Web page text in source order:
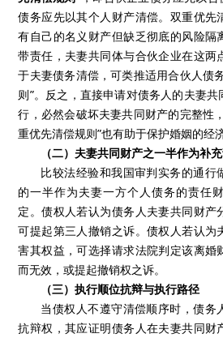
债务应先以其个人财产清偿。双重优先
有自己的名义财产但缺乏彻底的风险隔
带责任，夫妻共同体与合伙企业在这两
于夫妻债务清偿，可类推适用合伙人债
则”。反之，直接申请对债务人的夫妻
行，必然会破坏夫妻共同财产的完整性
重优先清偿规则”也有助于保护婚姻的经
（二）夫妻共同财产之一半作为补
比较法经验和我国审判实务的通行
的一半作为夫妻一方个人债务的责任
定。债权人若认为债务人夫妻共同财产
可提起第三人撤销之诉。债权人若认为
害其权益，可选择请求法院判定该离婚
而无效，或提起撤销权之诉。
（三）执行顺位抗辩与执行路径
当债权人不遵守清偿顺序时，债务
抗辩权，其应证明债务人在夫妻共同财